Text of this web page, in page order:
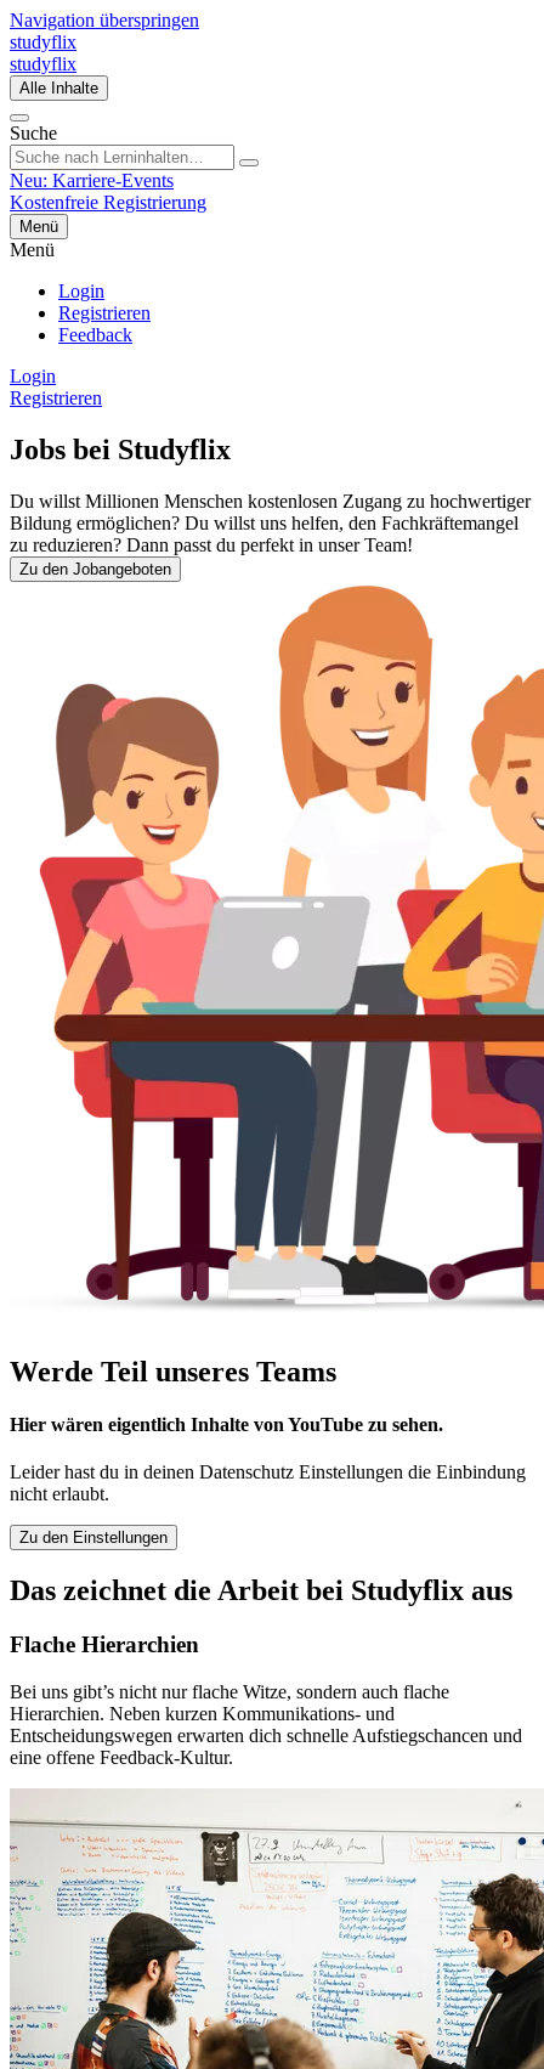
Navigation überspringen
studyflix
studyflix
Alle Inhalte
Suche
Neu: Karriere-Events
Kostenfreie Registrierung
Menü
Menü
Login
Registrieren
Feedback
Login
Registrieren
Jobs bei Studyflix
Du willst Millionen Menschen kostenlosen Zugang zu hochwertiger
Bildung ermöglichen? Du willst uns helfen, den Fachkräftemangel
zu reduzieren? Dann passt du perfekt in unser Team!
Zu den Jobangeboten
Werde Teil unseres Teams
Hier wären eigentlich Inhalte von YouTube zu sehen.
Leider hast du in deinen Datenschutz Einstellungen die Einbindung
nicht erlaubt.
Zu den Einstellungen
Das zeichnet die Arbeit bei Studyflix aus
Flache Hierarchien
Bei uns gibt’s nicht nur flache Witze, sondern auch flache
Hierarchien. Neben kurzen Kommunikations- und
Entscheidungswegen erwarten dich schnelle Aufstiegschancen und
eine offene Feedback-Kultur.